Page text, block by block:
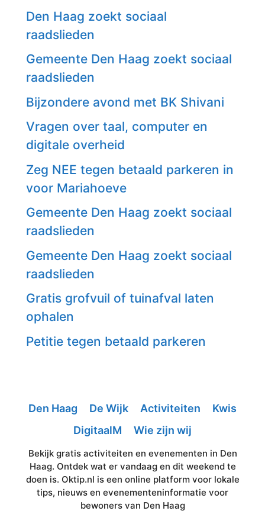
Den Haag zoekt sociaal
raadslieden
Gemeente Den Haag zoekt sociaal
raadslieden
Bijzondere avond met BK Shivani
Vragen over taal, computer en
digitale overheid
Zeg NEE tegen betaald parkeren in
voor Mariahoeve
Gemeente Den Haag zoekt sociaal
raadslieden
Gemeente Den Haag zoekt sociaal
raadslieden
Gratis grofvuil of tuinafval laten
ophalen
Petitie tegen betaald parkeren
Den Haag De Wijk Activiteiten
Kwis
DigitaalM
Wie zijn wij
Bekijk gratis activiteiten en evenementen in Den
Haag. Ontdek wat er vandaag en dit weekend te
doen is. Oktip.nl is een online platform voor lokale
tips, nieuws en evenementeninformatie voor
bewoners van Den Haag